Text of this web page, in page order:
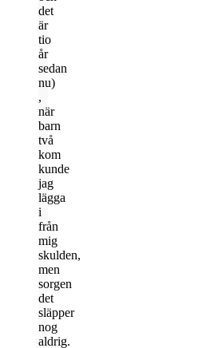
det
är
tio
år
sedan
nu)
,
när
barn
två
kom
kunde
jag
lägga
i
från
mig
skulden,
men
sorgen
det
släpper
nog
aldrig.